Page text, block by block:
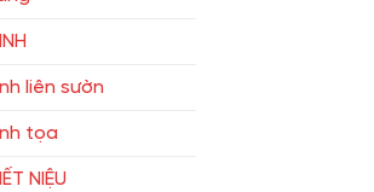
liên sườn
tọa
NIỆU